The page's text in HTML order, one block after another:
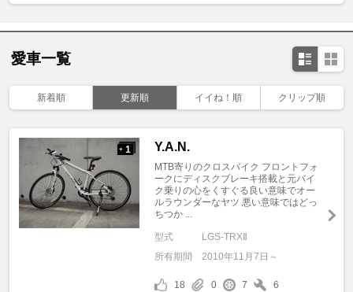
愛車一覧
新着順 更新順 イイね！順 クリップ順
+ 1 Y.A.N.
MTB寄りのクロスバイク フロントフォ
ークにディスクブレーキ搭載と元バイ
ク乗りの心をくすぐる良い意味でオー
ルラウンダーなヤツ 悪い意味ではどっ
ちつか ...
型式
LGS-TRXⅡ
所有期間
2010年11月7日～
18 0 7 6